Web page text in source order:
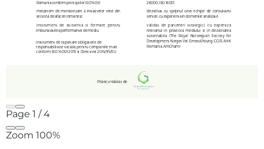
Page 1 /4
Zoom 100%